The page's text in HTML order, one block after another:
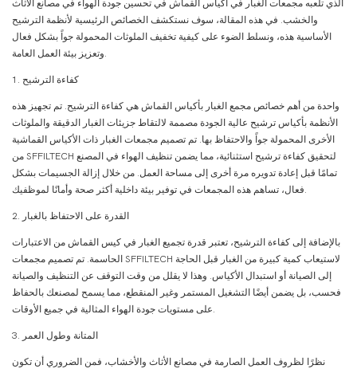
الذي تلعبه مجمعات الغبار في أكياس القماش في تحسين جودة الهواء في مصانع الأثاث
والخشب. في هذه المقالة، سوف نستكشف الخصائص الرئيسية لأنظمة الترشيح
الأساسية هذه، ونسلط الضوء على كيفية تخفيف الملوثات المحمولة جواً بشكل فعال
وتعزيز بيئة العمل العامة.
1. كفاءة الترشيح
واحدة من أهم خصائص مجمع الغبار بأكياس القماش هي كفاءة الترشيح. تم تجهيز هذه
الأنظمة بأكياس ترشيح عالية الجودة مصممة لالتقاط جزيئات الغبار الدقيقة والملوثات
الأخرى المحمولة جواً والاحتفاظ بها. تم تصميم مجمعات الغبار ذات الأكياس القماشية
من SFFILTECH لتحقيق كفاءة ترشيح استثنائية، مما يضمن تنظيف الهواء في المصنع
تمامًا قبل إعادة تدويره مرة أخرى إلى مساحة العمل. من خلال إزالة الجسيمات بشكل
فعال، تساهم هذه المجمعات في توفير بيئة داخلية أكثر صحة وأمانًا لموظفيك.
2. القدرة على الاحتفاظ بالغبار
بالإضافة إلى كفاءة الترشيح، تعتبر قدرة تجميع الغبار في كيس القماش من الاعتبارات
الحاسمة. تم تصميم مجمعات SFFILTECH لاستيعاب كمية كبيرة من الغبار قبل الحاجة
إلى الصيانة أو استبدال الأكياس. وهذا لا يقلل من وقت التوقف عن التنظيف والصيانة
فحسب، بل يضمن أيضًا التشغيل المستمر وغير المنقطع، مما يسمح لمصنعك بالحفاظ
على مستويات جودة الهواء المثالية في جميع الأوقات.
3. المتانة وطول العمر
نظرًا لظروف العمل الصارمة في مصانع الأثاث والأخشاب، فمن الضروري أن تكون